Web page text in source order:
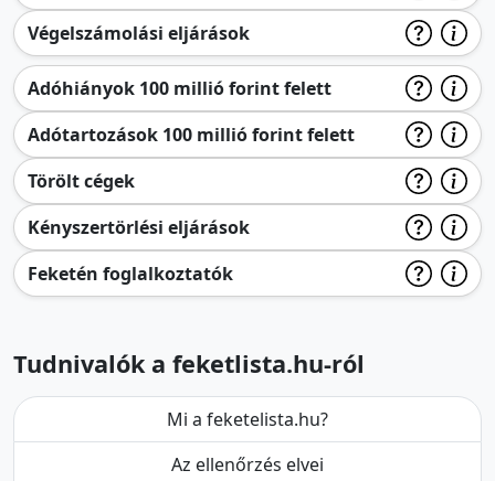
Végelszámolási eljárások
Adóhiányok 100 millió forint felett
Adótartozások 100 millió forint felett
Törölt cégek
Kényszertörlési eljárások
Feketén foglalkoztatók
Tudnivalók a feketlista.hu-ról
Mi a feketelista.hu?
Az ellenőrzés elvei